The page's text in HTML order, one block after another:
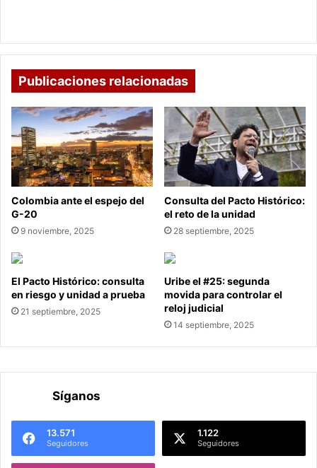
adicionales
Publicaciones relacionadas
Colombia ante el espejo del
G-20
9 noviembre, 2025
Consulta del Pacto Histórico:
el reto de la unidad
28 septiembre, 2025
El Pacto Histórico: consulta
en riesgo y unidad a prueba
21 septiembre, 2025
Uribe el #25: segunda
movida para controlar el
reloj judicial
14 septiembre, 2025
Síganos
13.571
Seguidores
1.122
Seguidores